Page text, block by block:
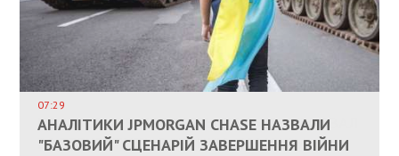
КАНДИДАТ В ПРЕМЬЕРЫ ПОЛЬШИ ПРИЗВАЛ
ЕС ПРЕКРАТИТЬ ВОЕННУЮ ПОМОЩЬ
07:29
АНАЛІТИКИ JPMORGAN CHASE НАЗВАЛИ
"БАЗОВИЙ" СЦЕНАРІЙ ЗАВЕРШЕННЯ ВІЙНИ
ВЛАСНИКАМ ЗРУЙНОВАНОГО ЖИТЛА
ДОЗВОЛИЛИ НЕ ПЛАТИТИ ЗА КОМУНАЛКУ
ИНТЕГРАЦИЯ УКРАИНЫ В НАТО ВРЯД ЛИ
СОСТОИТСЯ В БЛИЖАЙШЕЕ ВРЕМЯ, –
РЮТТЕ
ПАЛИВНИЙ РИНОК РОЗІГРІЛИ ШТУЧНО:
АНАЛІТИКИ ЗВИНУВАТИЛИ АЗС У